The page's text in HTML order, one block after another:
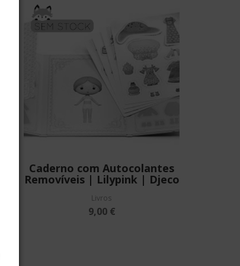
SEM STOCK
Caderno com Autocolantes
Removíveis | Lilypink | Djeco
Livros
9,00 €